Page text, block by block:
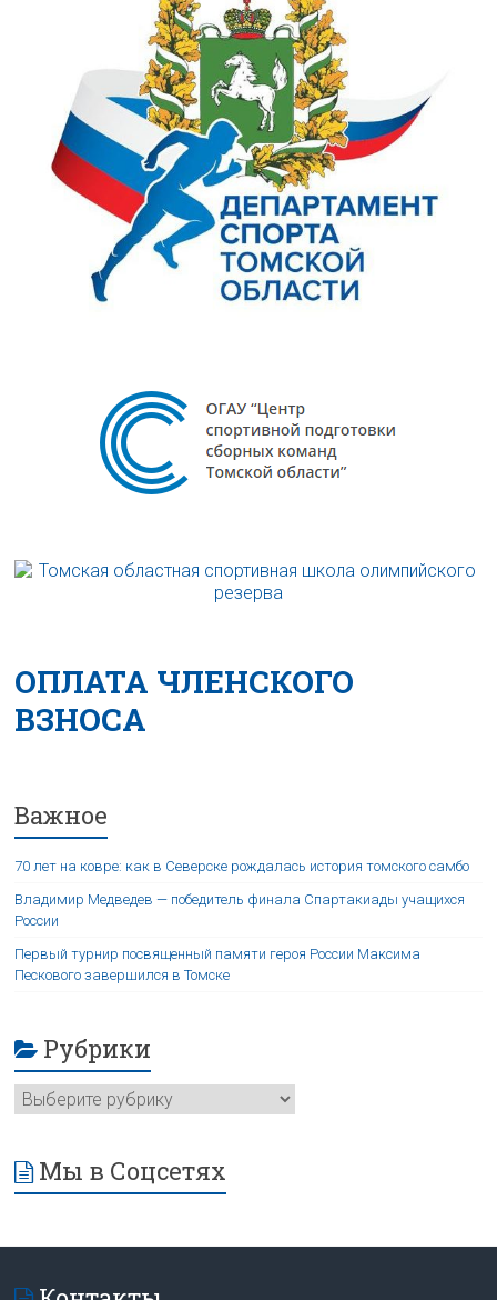
ОПЛАТА ЧЛЕНСКОГО
ВЗНОСА
Важное
70 лет на ковре: как в Северске рождалась история томского самбо
Владимир Медведев — победитель финала Спартакиады учащихся
России
Первый турнир посвященный памяти героя России Максима
Пескового завершился в Томске
Рубрики
Мы в Соцсетях